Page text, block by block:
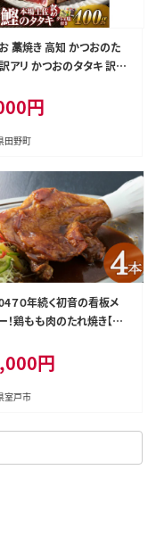
藁焼き 高知 かつおのた
アリ かつおのタタキ 訳あ
し生姜 柚塩付き セット
き鰹たたき 本場 たたき かつ
オのタタキ カツオ 藁焼き
国一小さなまち】≪ヤマシ
円
田野町
７０年続く初音の看板メ
！鶏もも肉のたれ焼き【４
円
室戸市